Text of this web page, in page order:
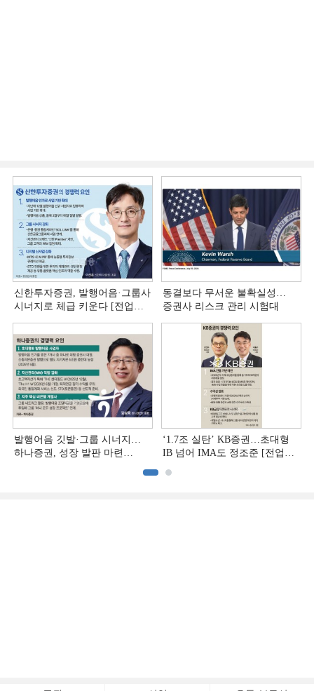
신한투자증권, 발행어음·그룹사
시너지로 체급 키운다 [전업계
동결보다 무서운 불확실성…
증권사 리스크 관리 시험대
발행어음 깃발·그룹 시너지…
하나증권, 성장 발판 마련
‘1.7조 실탄’ KB증권…초대형
IB 넘어 IMA도 정조준 [전업계